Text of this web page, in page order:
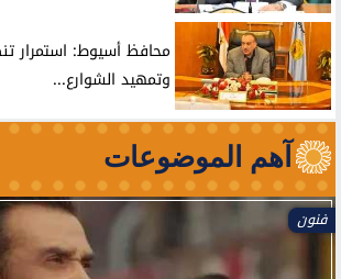
محافظ أسيوط: استمرار
وتمهيد الشوارع...
آهم الموضوعات
فنون